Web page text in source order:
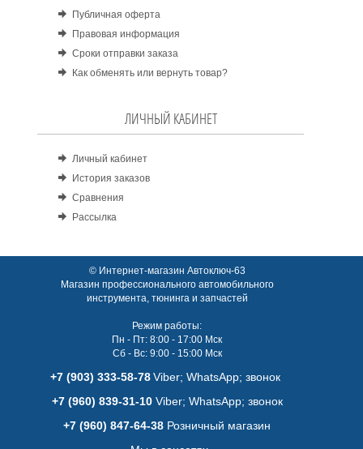
Публичная оферта
Правовая информация
Сроки отправки заказа
Как обменять или вернуть товар?
ЛИЧНЫЙ КАБИНЕТ
Личный кабинет
История заказов
Сравнения
Рассылка
© Интернет-магазин Автоключ-63
Магазин профессионального автомобильного
инструмента, тюнинга и запчастей
Режим работы:
Пн - Пт: 8:00 - 17:00 Мск
Сб - Вс: 9:00 - 15:00 Мск
+7 (903) 333-58-78 Viber; WhatsАpp; звонок
+7 (960) 839-31-10Viber; WhatsАpp; звонок
+7 (960) 847-64-38 Розничный магазин